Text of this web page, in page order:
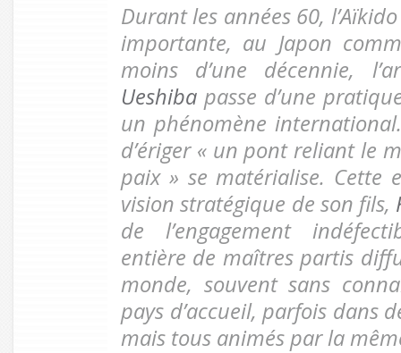
Durant les années 60,
importante, au Japon
moins d’une décennie,
Ueshiba passe d’une
un phénomène
d’ériger « un pont reliant le
paix » se matérialise. Cette
vision stratégique de son fils,
de l’engagement
entière de maîtres partis
monde, souvent sans
pays d’accueil, parfois dans
mais tous animés par la